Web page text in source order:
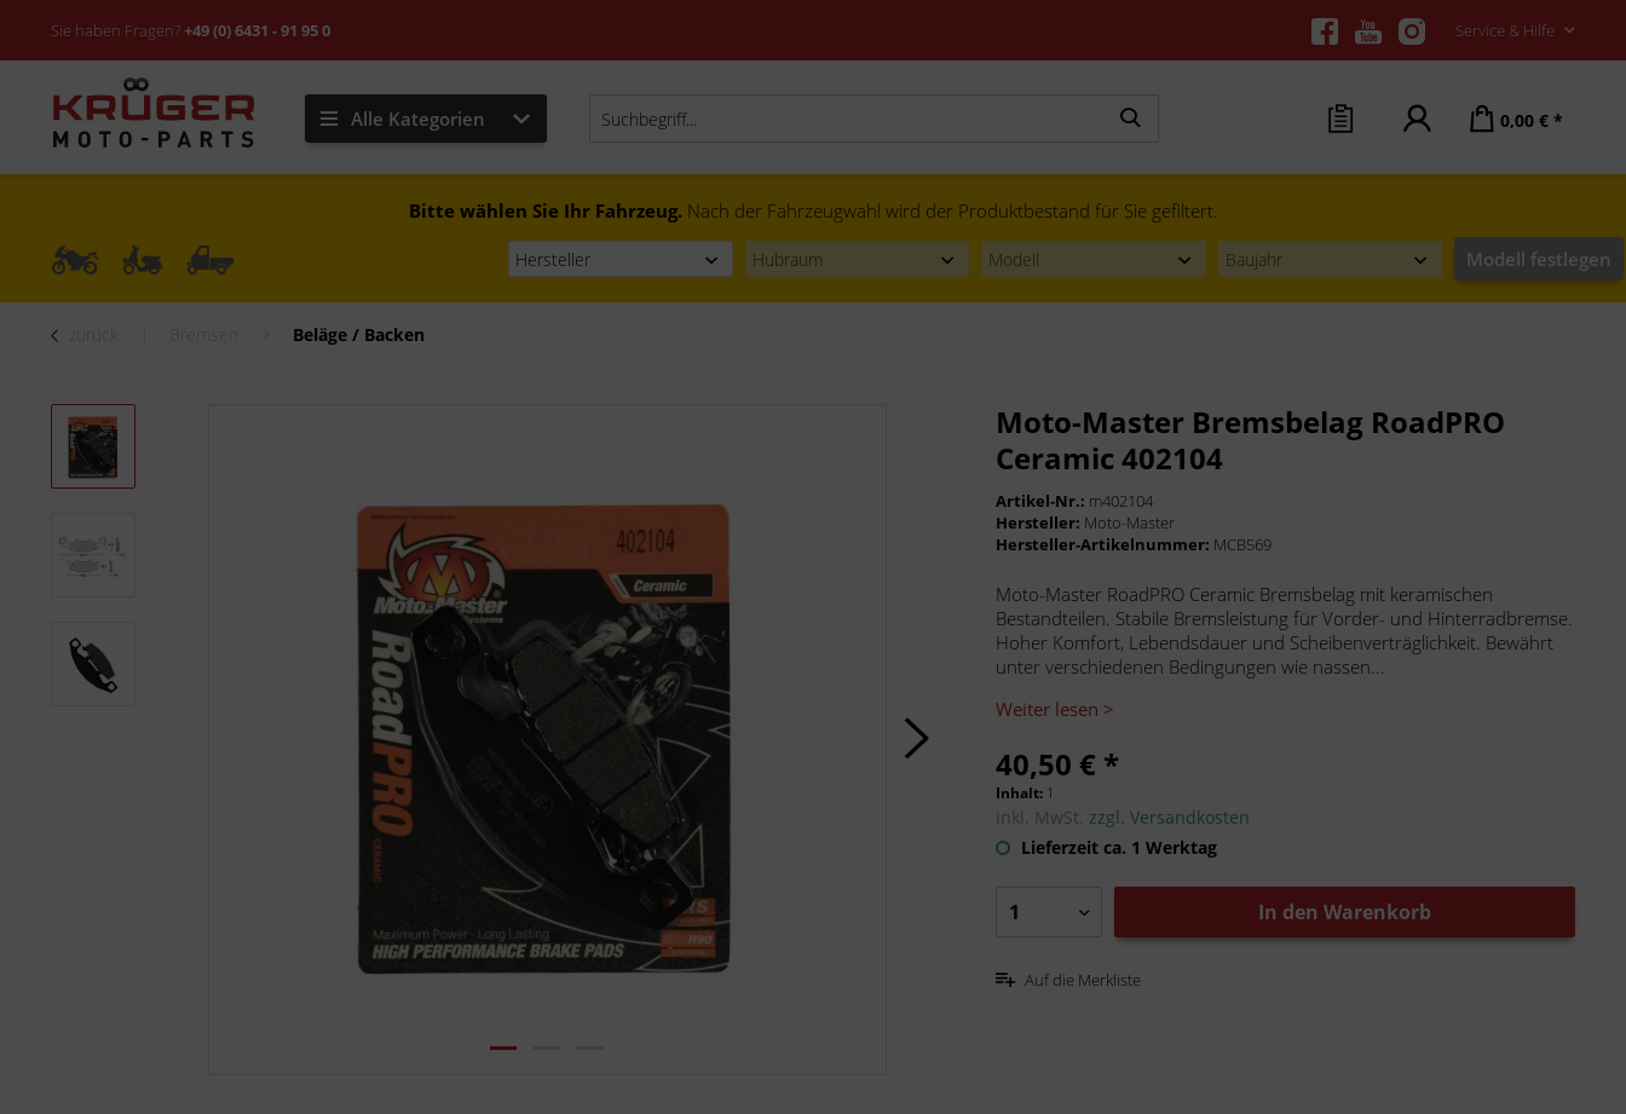
Sie haben Fragen?+49 (0) 6431 - 91 95 0 Service & Hilfe
Alle Kategorien 0,00 € *
Bitte wählen Sie Ihr Fahrzeug. Nach der Fahrzeugwahl wird der Produktbestand für Sie gefiltert.
Modell festlegen
Beläge / Backen
Moto-Master Bremsbelag RoadPRO
Ceramic 402104
Artikel-Nr.: m402104
Hersteller: Moto-Master
Hersteller-Artikelnummer: MCB569
Moto-Master RoadPRO Ceramic Bremsbelag mit keramischen
Bestandteilen. Stabile Bremsleistung für Vorder- und Hinterradbremse.
Hoher Komfort, Lebendsdauer und Scheibenverträglichkeit. Bewährt
unter verschiedenen Bedingungen wie nassen...
Weiter lesen >
40,50 € *
Inhalt: 1
inkl. MwSt.zzgl. Versandkosten
Lieferzeit ca. 1 Werktag
In den Warenkorb
Auf die Merkliste